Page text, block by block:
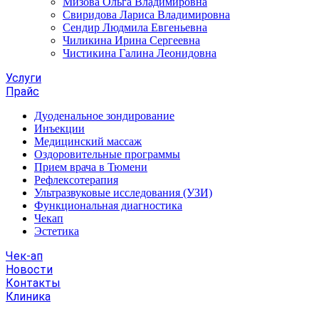
Свиридова Лариса Владимировна
Сендир Людмила Евгеньевна
Чиликина Ирина Сергеевна
Чистикина Галина Леонидовна
Услуги
Прайс
Дуоденальное зондирование
Инъекции
Медицинский массаж
Оздоровительные программы
Прием врача в Тюмени
Рефлексотерапия
Ультразвуковые исследования (УЗИ)
Функциональная диагностика
Чекап
Эстетика
Чек-ап
Новости
Контакты
Клиника